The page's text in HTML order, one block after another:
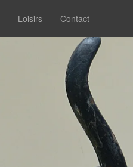
Loisirs Contact